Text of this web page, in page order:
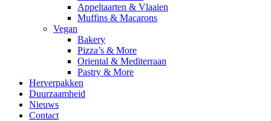
Appeltaarten & Vlaaien
Muffins & Macarons
Vegan
Bakery
Pizza’s & More
Oriental & Mediterraan
Pastry & More
Herverpakken
Duurzaamheid
Nieuws
Contact